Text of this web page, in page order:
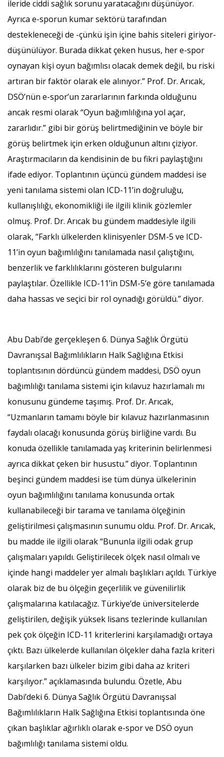
ileride ciddi sağlık sorunu yaratacağını düşünüyor.
Ayrıca e-sporun kumar sektörü tarafından
destekleneceği de -çünkü işin içine bahis siteleri giriyor-
düşünülüyor. Burada dikkat çeken husus, her e-spor
oynayan kişi oyun bağımlısı olacak demek değil, bu riski
artıran bir faktör olarak ele alınıyor.” Prof. Dr. Arıcak,
DSÖ’nün e-spor’un zararlarının farkında olduğunu
ancak resmi olarak “Oyun bağımlılığına yol açar,
zararlıdır.” gibi bir görüş belirtmediğinin ve böyle bir
görüş belirtmek için erken olduğunun altını çiziyor.
Araştırmacıların da kendisinin de bu fikri paylaştığını
ifade ediyor. Toplantının üçüncü gündem maddesi ise
yeni tanılama sistemi olan ICD-11’in doğruluğu,
kullanışlılığı, ekonomikliği ile ilgili klinik gözlemler
olmuş. Prof. Dr. Arıcak bu gündem maddesiyle ilgili
olarak, “Farklı ülkelerden klinisyenler DSM-5 ve ICD-
11’in oyun bağımlılığını tanılamada nasıl çalıştığını,
benzerlik ve farklılıklarını gösteren bulgularını
paylaştılar. Özellikle ICD-11’in DSM-5’e göre tanılamada
daha hassas ve seçici bir rol oynadığı görüldü.” diyor.
Abu Dabi’de gerçekleşen 6. Dünya Sağlık Örgütü
Davranışsal Bağımlılıkların Halk Sağlığına Etkisi
toplantısının dördüncü gündem maddesi, DSÖ oyun
bağımlılığı tanılama sistemi için kılavuz hazırlamalı mı
konusunu gündeme taşımış. Prof. Dr. Arıcak,
“Uzmanların tamamı böyle bir kılavuz hazırlanmasının
faydalı olacağı konusunda görüş birliğine vardı. Bu
konuda özellikle tanılamada yaş kriterinin belirlenmesi
ayrıca dikkat çeken bir husustu.” diyor. Toplantının
beşinci gündem maddesi ise tüm dünya ülkelerinin
oyun bağımlılığını tanılama konusunda ortak
kullanabileceği bir tarama ve tanılama ölçeğinin
geliştirilmesi çalışmasının sunumu oldu. Prof. Dr. Arıcak,
bu madde ile ilgili olarak “Bununla ilgili odak grup
çalışmaları yapıldı. Geliştirilecek ölçek nasıl olmalı ve
içinde hangi maddeler yer almalı başlıkları açıldı. Türkiye
olarak biz de bu ölçeğin geçerlilik ve güvenilirlik
çalışmalarına katılacağız. Türkiye’de üniversitelerde
geliştirilen, değişik yüksek lisans tezlerinde kullanılan
pek çok ölçeğin ICD-11 kriterlerini karşılamadığı ortaya
çıktı. Bazı ülkelerde kullanılan ölçekler daha fazla kriteri
karşılarken bazı ülkeler bizim gibi daha az kriteri
karşılıyor.” açıklamasında bulundu. Özetle, Abu
Dabi’deki 6. Dünya Sağlık Örgütü Davranışsal
Bağımlılıkların Halk Sağlığına Etkisi toplantısında öne
çıkan başlıklar ağırlıklı olarak e-spor ve DSÖ oyun
bağımlılığı tanılama sistemi oldu.